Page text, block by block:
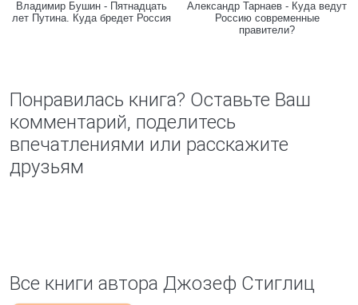
Владимир Бушин - Пятнадцать
лет Путина. Куда бредет Россия
Александр Тарнаев - Куда ведут
Россию современные
правители?
Понравилась книга? Оставьте Ваш
комментарий, поделитесь
впечатлениями или расскажите
друзьям
Все книги автора Джозеф Стиглиц